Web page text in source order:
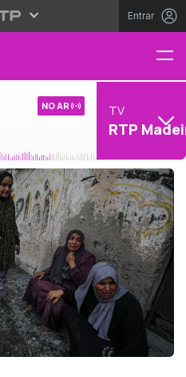
Entrar
NO AR TV
RTP